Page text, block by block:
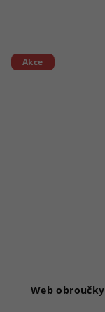
Akce
Web